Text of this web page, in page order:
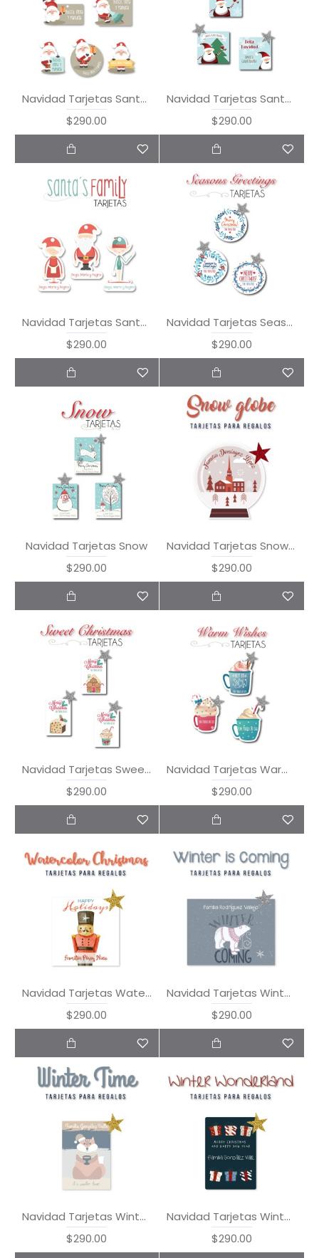
Navidad Tarjetas Santa Claus
$290.00
Navidad Tarjetas Santa in the Snow
$290.00
Navidad Tarjetas Santa's Family
$290.00
Navidad Tarjetas Season's Greetings
$290.00
Navidad Tarjetas Snow
$290.00
Navidad Tarjetas Snow Globe
$290.00
Navidad Tarjetas Sweet Christmas
$290.00
Navidad Tarjetas Warm Wishes
$290.00
Navidad Tarjetas Watercolor Christmas
$290.00
Navidad Tarjetas Winter is Coming
$290.00
Navidad Tarjetas Winter Time
$290.00
Navidad Tarjetas Winter Wonderland
$290.00